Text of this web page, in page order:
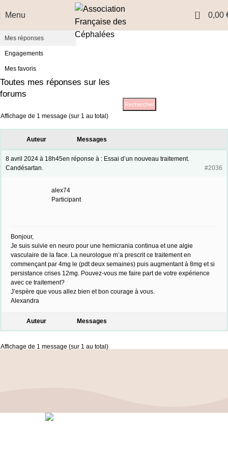
Menu 0 0,00
Mes réponses
Engagements
Mes favoris
Toutes mes réponses sur les
forums
Affichage de 1 message (sur 1 au total)
Auteur Messages
8 avril 2024 à 18h45en réponse à : Essai d’un nouveau traitement.
Candésartan.
#2036
alex74
Participant
Bonjour,
Je suis suivie en neuro pour une hemicrania continua et une algie
vasculaire de la face. La neurologue m’a prescrit ce traitement en
commençant par 4mg le (pdt deux semaines) puis augmentant à 8mg et si
persistance crises 12mg. Pouvez-vous me faire part de votre expérience
avec ce traitement?
J’espère que vous allez bien et bon courage à vous.
Alexandra
Auteur Messages
Affichage de 1 message (sur 1 au total)